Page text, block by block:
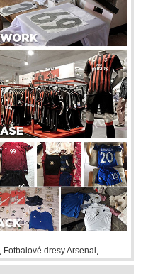
Fotbalové dresy Arsenal